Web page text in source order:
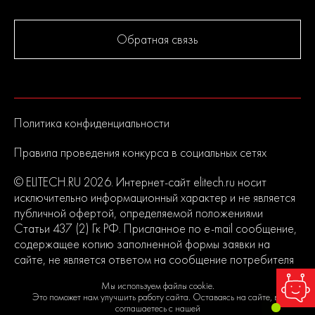
Обратная связь
Политика конфиденциальности
Правила проведения конкурса в социальных сетях
© ELITECH.RU 2026. Интернет-сайт elitech.ru носит
исключительно информационный характер и не является
публичной офертой, определяемой положениями
Статьи 437 (2) Гк РФ. Присланное по e-mail сообщение,
содержащее копию заполненной формы заявки на
сайте, не является ответом на сообщение потребителя
сайта.
Мы используем файлы cookie.
Это поможет нам улучшить работу сайта. Оставаясь на сайте, вы
соглашаетесь с нашей